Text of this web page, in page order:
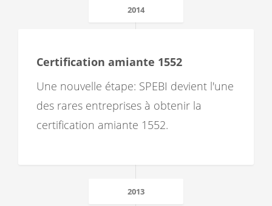
2014
Certification amiante 1552
Une nouvelle étape: SPEBI devient l'une
des rares entreprises à obtenir la
certification amiante 1552.
2013